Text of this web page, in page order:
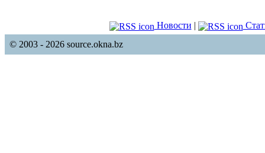
Новости |
© 2003 - 2026 source.okna.bz